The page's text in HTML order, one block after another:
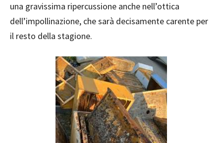
una gravissima ripercussione anche nell’ottica
dell’impollinazione, che sarà decisamente carente per
il resto della stagione.